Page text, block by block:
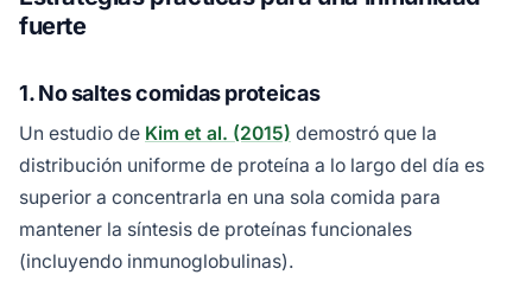
fuerte
1. No saltes comidas proteicas
Un estudio de Kim et al. (2015) demostró que la
distribución uniforme de proteína a lo largo del día es
superior a concentrarla en una sola comida para
mantener la síntesis de proteínas funcionales
(incluyendo inmunoglobulinas).